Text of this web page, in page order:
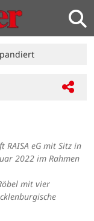
RAISA eG mit Sitz in
2022 im Rahmen
mit vier